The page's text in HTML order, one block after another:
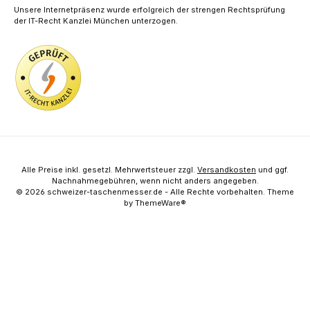
Unsere Internetpräsenz wurde erfolgreich der strengen Rechtsprüfung
der IT-Recht Kanzlei München unterzogen.
Alle Preise inkl. gesetzl. Mehrwertsteuer zzgl. Versandkosten und ggf.
Nachnahmegebühren, wenn nicht anders angegeben.
© 2026 schweizer-taschenmesser.de - Alle Rechte vorbehalten. Theme
by ThemeWare®